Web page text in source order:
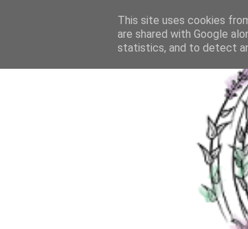
This site uses cookies
are shared with Google
statistics, and to detect